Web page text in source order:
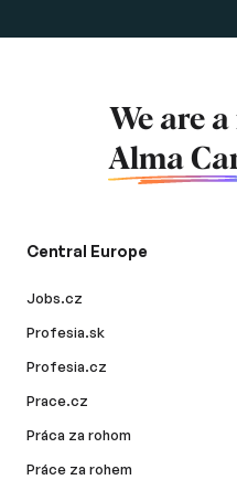
We are
Alma
Central Europe
Jobs.cz
Profesia.sk
Profesia.cz
Prace.cz
Práca za rohom
Práce za rohem